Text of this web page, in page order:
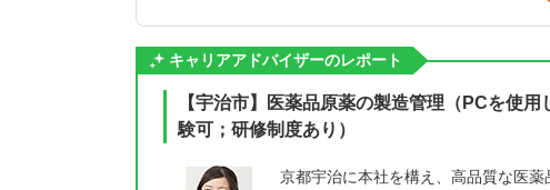
キャリアアドバイザーのレポート
【宇治市】医薬品原薬の製造管理（PCを使
験可；研修制度あり）
京都宇治に本社を構え、高品質な医